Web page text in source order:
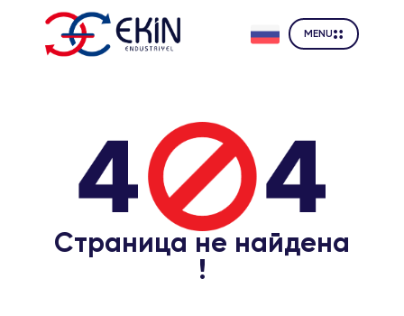
MENU
Страница не найдена
!